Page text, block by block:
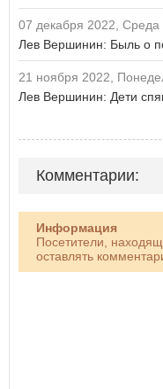
07 декабря 2022, Среда
Лев Вершинин: Быль о
21 ноября 2022,
Лев Вершинин: Дети
Комментарии:
Информация
Посетители,
оставлять